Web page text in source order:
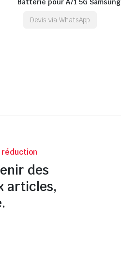
Batterie pour A71 5G Samsung
Devis via WhatsApp
réduction
des
articles,